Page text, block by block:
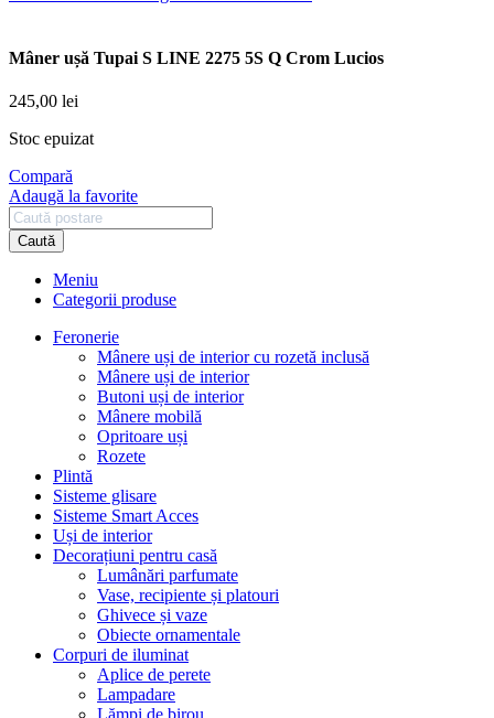
Mâner ușă Tupai S LINE 2275 5S Q Crom Lucios
245,00 lei
Stoc epuizat
Compară
Adaugă la favorite
Caută
Meniu
Categorii produse
Feronerie
Mânere uși de interior cu rozetă inclusă
Mânere uși de interior
Butoni uși de interior
Mânere mobilă
Opritoare uși
Rozete
Plintă
Sisteme glisare
Sisteme Smart Acces
Uși de interior
Decorațiuni pentru casă
Lumânări parfumate
Vase, recipiente și platouri
Ghivece și vaze
Obiecte ornamentale
Corpuri de iluminat
Aplice de perete
Lampadare
Lămpi de birou